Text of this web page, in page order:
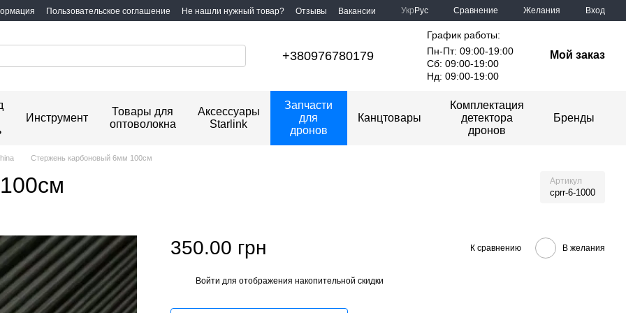
Пользовательское соглашение Не нашли нужный товар? Отзывы Вакансии Укр Рус Сравнение Желания Вход
+380976780179
График работы:
Пн-Пт: 09:00-19:00
Сб: 09:00-19:00
Нд: 09:00-19:00
Мой заказ
Инструмент
Товары для
оптоволокна
Аксессуары
Starlink
Запчасти
для
дронов
Канцтовары
Комплектация
детектора
дронов
Бренды
Стержень карбоновый 6мм 100см
Артикул
cprr-6-1000
350.00 грн К сравнению В желания
Войти для отображения накопительной скидки